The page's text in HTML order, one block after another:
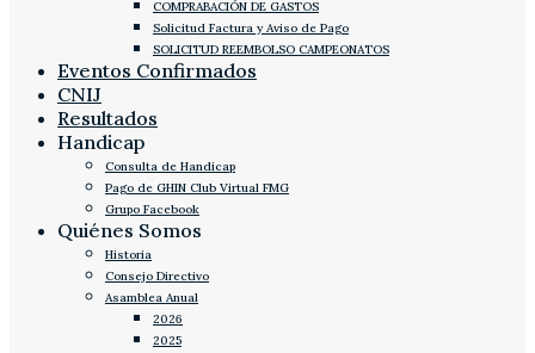
COMPRABACIÓN DE GASTOS
Solicitud Factura y Aviso de Pago
SOLICITUD REEMBOLSO CAMPEONATOS
Eventos Confirmados
CNIJ
Resultados
Handicap
Consulta de Handicap
Pago de GHIN Club Virtual FMG
Grupo Facebook
Quiénes Somos
Historia
Consejo Directivo
Asamblea Anual
2026
2025